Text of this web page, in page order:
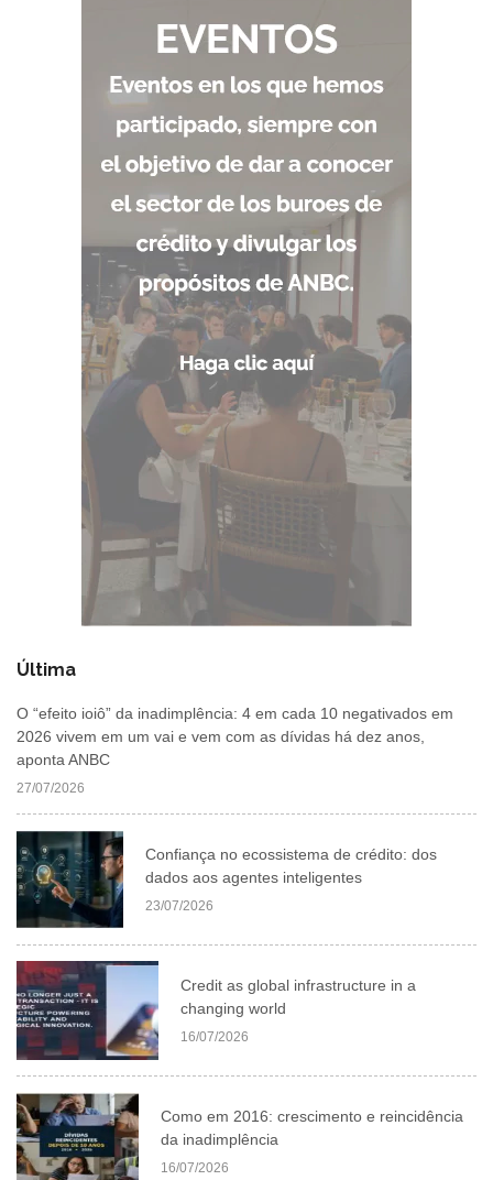
Última
O “efeito ioiô” da inadimplência: 4 em cada 10 negativados em
2026 vivem em um vai e vem com as dívidas há dez anos,
aponta ANBC
27/07/2026
Confiança no ecossistema de crédito: dos
dados aos agentes inteligentes
23/07/2026
Credit as global infrastructure in a
changing world
16/07/2026
Como em 2016: crescimento e reincidência
da inadimplência
16/07/2026